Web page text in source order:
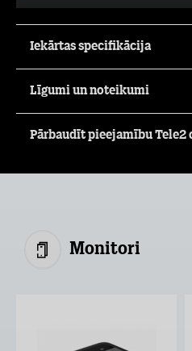
Iekārtas specifikācija
Līgumi un noteikumi
Pārbaudīt pieejamību Tele2
Monitori